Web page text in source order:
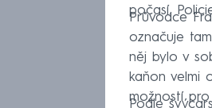
počasí.
Průvodce
označuje
něj bylo v
kaňon velmi
možností
Podle